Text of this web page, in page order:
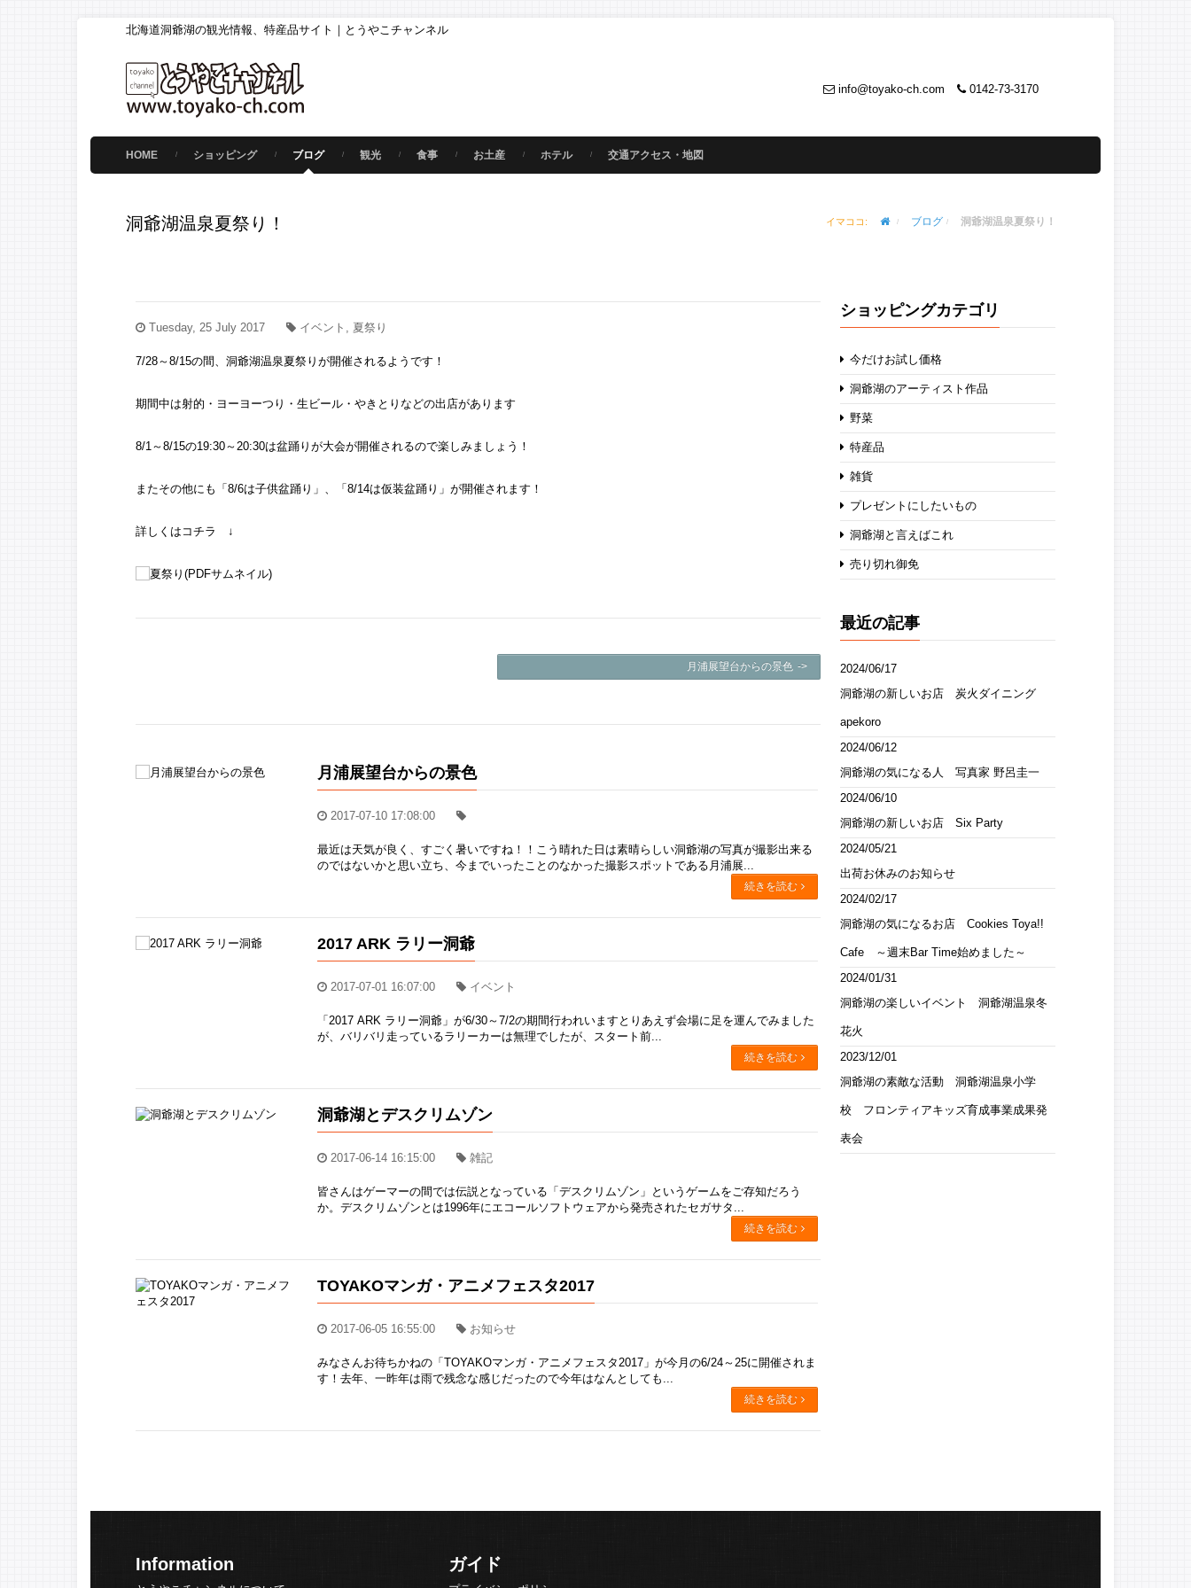
北海道洞爺湖の観光情報、特産品サイト｜とうやこチャンネル
info@toyako-ch.com 0142-73-3170
HOME ショッピング ブログ 観光 食事 お土産 ホテル 交通アクセス・地図
洞爺湖温泉夏祭り！ イマココ: ブログ 洞爺湖温泉夏祭り！
Tuesday, 25 July 2017 イベント, 夏祭り
7/28～8/15の間、洞爺湖温泉夏祭りが開催されるようです！
期間中は射的・ヨーヨーつり・生ビール・やきとりなどの出店があります
8/1～8/15の19:30～20:30は盆踊りが大会が開催されるので楽しみましょう！
またその他にも「8/6は子供盆踊り」、「8/14は仮装盆踊り」が開催されます！
詳しくはコチラ ↓
月浦展望台からの景色 ->
月浦展望台からの景色
2017-07-10 17:08:00
最近は天気が良く、すごく暑いですね！！こう晴れた日は素晴らしい洞爺湖の写真が撮影出来る
のではないかと思い立ち、今までいったことのなかった撮影スポットである月浦展...
続きを読む
2017 ARK ラリー洞爺
2017-07-01 16:07:00 イベント
「2017 ARK ラリー洞爺」が6/30～7/2の期間行われいますとりあえず会場に足を運んでみました
が、バリバリ走っているラリーカーは無理でしたが、スタート前...
続きを読む
洞爺湖とデスクリムゾン
2017-06-14 16:15:00 雑記
皆さんはゲーマーの間では伝説となっている「デスクリムゾン」というゲームをご存知だろう
か。デスクリムゾンとは1996年にエコールソフトウェアから発売されたセガサタ...
続きを読む
TOYAKOマンガ・アニメフェスタ2017
2017-06-05 16:55:00 お知らせ
みなさんお待ちかねの「TOYAKOマンガ・アニメフェスタ2017」が今月の6/24～25に開催されま
す！去年、一昨年は雨で残念な感じだったので今年はなんとしても...
続きを読む
ショッピングカテゴリ
今だけお試し価格
洞爺湖のアーティスト作品
野菜
特産品
雑貨
プレゼントにしたいもの
洞爺湖と言えばこれ
売り切れ御免
最近の記事
2024/06/17
洞爺湖の新しいお店 炭火ダイニング
apekoro
2024/06/12
洞爺湖の気になる人 写真家 野呂圭一
2024/06/10
洞爺湖の新しいお店 Six Party
2024/05/21
出荷お休みのお知らせ
2024/02/17
洞爺湖の気になるお店 Cookies Toya!!
Cafe ～週末Bar Time始めました～
2024/01/31
洞爺湖の楽しいイベント 洞爺湖温泉冬
花火
2023/12/01
洞爺湖の素敵な活動 洞爺湖温泉小学
校 フロンティアキッズ育成事業成果発
表会
Information ガイド